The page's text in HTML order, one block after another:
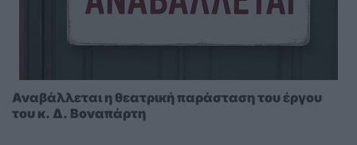
Αναβάλλεται η θεατρική παράσταση του έργου
του κ. Δ. Βοναπάρτη